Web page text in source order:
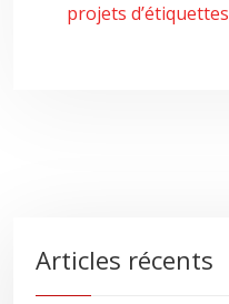
projets d’étiquettes
Articles récents